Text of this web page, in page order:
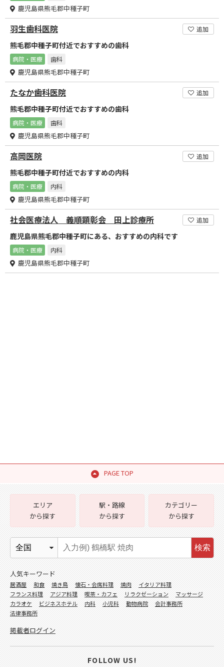
鹿児島県熊毛郡中種子町
羽生歯科医院 追加
熊毛郡中種子町付近でおすすめの歯科
病院・医療 歯科
鹿児島県熊毛郡中種子町
たなか歯科医院 追加
熊毛郡中種子町付近でおすすめの歯科
病院・医療 歯科
鹿児島県熊毛郡中種子町
高岡医院 追加
熊毛郡中種子町付近でおすすめの内科
病院・医療 内科
鹿児島県熊毛郡中種子町
社会医療法人 義順顕彰会 田上診療所 追加
鹿児島県熊毛郡中種子町にある、おすすめの内科です
病院・医療 内科
鹿児島県熊毛郡中種子町
PAGE TOP
エリア
から探す
駅・路線
から探す
カテゴリー
から探す
検索
人気キーワード
居酒屋 和食 焼き鳥 懐石・会席料理 焼肉
イタリア料理
フランス料理
アジア料理 喫茶・カフェ リラクゼーション
マッサージ
カラオケ
ビジネスホテル 内科 小児科 動物病院
会計事務所
法律事務所
掲載者ログイン
FOLLOW US!